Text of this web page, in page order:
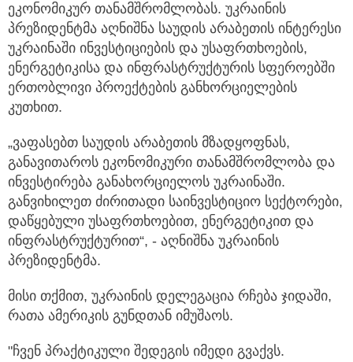
ეკონომიკურ თანამშრომლობას. უკრაინის
პრეზიდენტმა აღნიშნა საუდის არაბეთის ინტერესი
უკრაინაში ინვესტიციების და უსაფრთხოების,
ენერგეტიკისა და ინფრასტრუქტურის სფეროებში
ერთობლივი პროექტების განხორციელების
კუთხით.
„ვაფასებთ საუდის არაბეთის მზადყოფნას,
განავითაროს ეკონომიკური თანამშრომლობა და
ინვესტირება განახორციელოს უკრაინაში.
განვიხილეთ ძირითადი საინვესტიციო სექტორები,
დაწყებული უსაფრთხოებით, ენერგეტიკით და
ინფრასტრუქტურით“, - აღნიშნა უკრაინის
პრეზიდენტმა.
მისი თქმით, უკრაინის დელეგაცია რჩება ჯიდაში,
რათა ამერიკის გუნდთან იმუშაოს.
"ჩვენ პრაქტიკული შედეგის იმედი გვაქვს.